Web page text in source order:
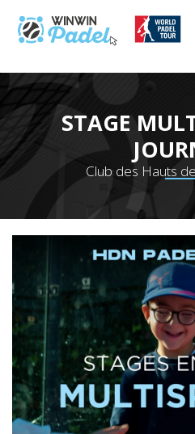
STAGE
Club des Hauts